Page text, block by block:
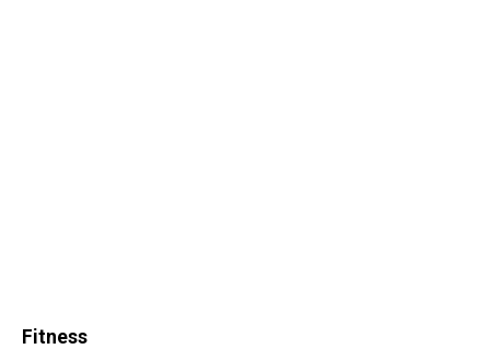
Fitness